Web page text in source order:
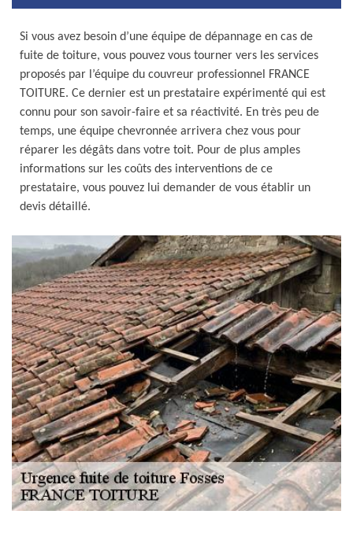
Si vous avez besoin d’une équipe de dépannage en cas de
fuite de toiture, vous pouvez vous tourner vers les services
proposés par l’équipe du couvreur professionnel FRANCE
TOITURE. Ce dernier est un prestataire expérimenté qui est
connu pour son savoir-faire et sa réactivité. En très peu de
temps, une équipe chevronnée arrivera chez vous pour
réparer les dégâts dans votre toit. Pour de plus amples
informations sur les coûts des interventions de ce
prestataire, vous pouvez lui demander de vous établir un
devis détaillé.